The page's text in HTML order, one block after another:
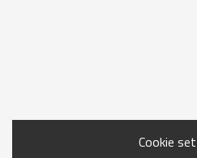
Cookie